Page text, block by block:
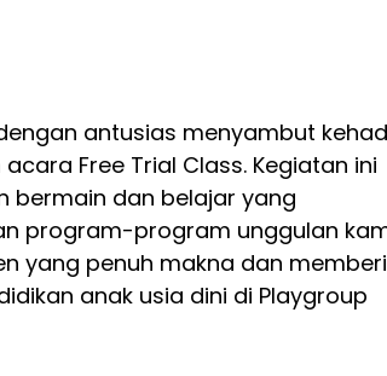
antusias menyambut
Free Trial Class. Kegiatan ini
bermain dan belajar yang
program-program unggulan
yang penuh makna dan
anak usia dini di Playgroup